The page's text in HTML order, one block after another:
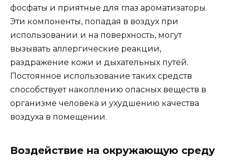
фосфаты и приятные для глаз ароматизаторы.
Эти компоненты, попадая в воздух при
использовании и на поверхность, могут
вызывать аллергические реакции,
раздражение кожи и дыхательных путей.
Постоянное использование таких средств
способствует накоплению опасных веществ в
организме человека и ухудшению качества
воздуха в помещении.
Воздействие на окружающую среду